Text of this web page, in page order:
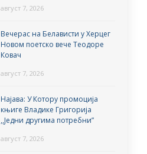
август 7, 2026
Вечерас на Белависти у Херцег
Новом поетско вече Теодоре
Ковач
август 7, 2026
Најава: У Котору промоција
књиге Владике Григорија
,,Једни другима потребни”
август 7, 2026